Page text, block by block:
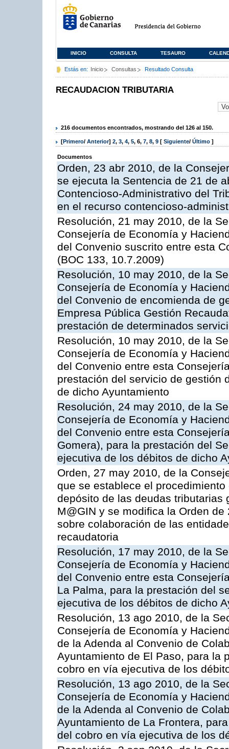
INICIO CONSULTA TESAURO
Estás en: Inicio Consultas Resultado Consulta
RECAUDACION TRIBUTARIA
216 documentos encontrados, mostrando del 126 al 150.
[Primero/ Anterior] 2, 3, 4, 5, 6, 7, 8, 9 [ Siguiente/ Último ]
Documentos
Orden, 23 abr 2010, de la
se ejecuta la Sentencia de 21 de
Contencioso-Administrativo del
en el recurso contencioso-
Resolución, 21 may 2010, de la
Consejería de Economía y
del Convenio suscrito entre esta
(BOC 133, 10.7.2009)
Resolución, 10 may 2010, de la
Consejería de Economía y
del Convenio de encomienda de
Empresa Pública Gestión
prestación de determinados
Resolución, 10 may 2010, de la
Consejería de Economía y
del Convenio entre esta
prestación del servicio de gestión
de dicho Ayuntamiento
Resolución, 24 may 2010, de la
Consejería de Economía y
del Convenio entre esta
Gomera), para la prestación del
ejecutiva de los débitos de dicho
Orden, 27 may 2010, de la
que se establece el
depósito de las deudas
M@GIN y se modifica la Orden
sobre colaboración de las
recaudatoria
Resolución, 17 may 2010, de la
Consejería de Economía y
del Convenio entre esta
La Palma, para la prestación del
ejecutiva de los débitos de dicho
Resolución, 13 ago 2010, de la
Consejería de Economía y
de la Adenda al Convenio de
Ayuntamiento de El Paso, para la
cobro en vía ejecutiva de los
Resolución, 13 ago 2010, de la
Consejería de Economía y
de la Adenda al Convenio de
Ayuntamiento de La Frontera,
del cobro en vía ejecutiva de los